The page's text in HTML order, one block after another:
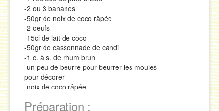
-2 ou 3 bananes
-50gr de noix de coco râpée
-2 oeufs
-15cl de lait de coco
-50gr de cassonnade de candi
-1 c. à s. de rhum brun
-un peu de beurre pour beurrer les moules
pour décorer
-noix de coco râpée
Préparation :